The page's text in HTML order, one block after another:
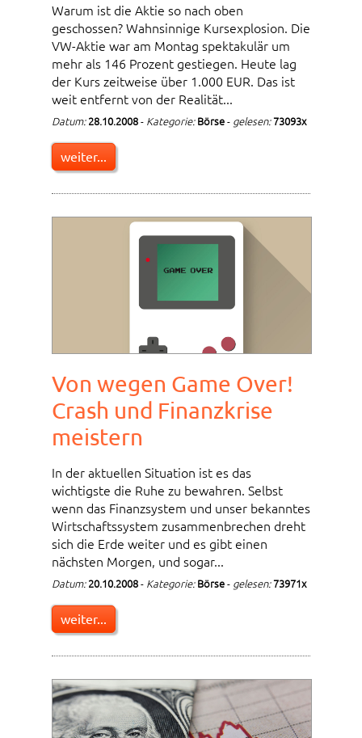
Warum ist die Aktie so nach oben
geschossen? Wahnsinnige Kursexplosion. Die
VW-Aktie war am Montag spektakulär um
mehr als 146 Prozent gestiegen. Heute lag
der Kurs zeitweise über 1.000 EUR. Das ist
weit entfernt von der Realität...
Datum: 28.10.2008- Kategorie: Börse- gelesen:73093x
weiter...
Von wegen Game Over!
Crash und Finanzkrise
meistern
In der aktuellen Situation ist es das
wichtigste die Ruhe zu bewahren. Selbst
wenn das Finanzsystem und unser bekanntes
Wirtschaftssystem zusammenbrechen dreht
sich die Erde weiter und es gibt einen
nächsten Morgen, und sogar...
Datum: 20.10.2008- Kategorie: Börse- gelesen:73971x
weiter...